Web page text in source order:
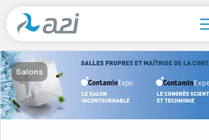
Aller
au
contenu
principal
Salons